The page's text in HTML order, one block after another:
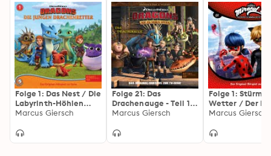
Folge 1: Das Nest / Die
Labyrinth-Höhlen
(Das Original-Hörspiel
Marcus Giersch
Folge 21: Das
Drachenauge - Teil 1+2
(Das Original-Hörspiel
Marcus Giersch
Folge 1:
Wetter / Der
(Das Original-
Marcus Giersch